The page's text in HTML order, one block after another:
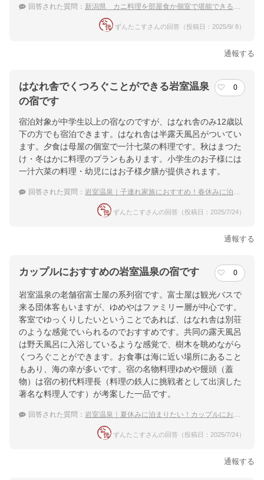
回答された質問： 新潟県 カニ料理を部屋食か個室で堪能できる温泉宿
ずんたこすさんの回答（投稿日：2025/9/ 8）
通報する
はなれ舎でくつろぐことができる岩室温泉
の宿です
0
宿泊対象が中学生以上の宿なのですが、はなれ舎のみ12歳以
下の方でも宿泊できます。はなれ舎は半露天風呂がついてい
ます。夕食は母屋の個室で一汁七菜の料理です。秋はまつた
け・冬はかに料理のプランもあります。小学生のお子様には
一汁六菜の料理・幼児にはお子様夕膳が提供されます。
回答された質問： 岩室温泉｜子連れ家族におすすめ！春休みに泊まりたい宿は？
ずんたこすさんの回答（投稿日：2025/7/24）
通報する
カップルにおすすめの岩室温泉の宿です 0
岩室温泉の老舗宿富士屋の系列宿です。富士屋は観光バスで
来る団体客もいますが、ゆめやはファミリー層が中心です。
客室でゆっくりしたいということであれば、はなれ舎は別荘
のような感覚でいられるのでおすすめです。共同の露天風呂
は野天風呂に入浴しているような感覚で、樹木を眺めながら
くつろぐことができます。お食事は海に近い場所にあること
もあり、海の幸が多いです。宿の名物料理ゆめや饅頭（蓋
物）は宿の初代料理長（料理の鉄人に挑戦者として出演した
著名な料理人です）が考案した一品です。
回答された質問： 岩室温泉｜夏休みに泊まりたい！カップルにおすすめの宿は？
ずんたこすさんの回答（投稿日：2025/7/24）
通報する